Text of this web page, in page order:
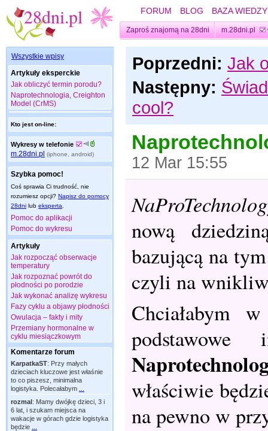
FORUM BLOG BAZA WIEDZY
Zaproś znajomą na 28dni m.28dni.pl
Wszystkie wpisy
Artykuły eksperckie
Jak obliczyć termin porodu?
Naprotechnologia, Creighton
Model (CrMS)
Kto jest on-line:
Wykresy w telefonie
m.28dni.pl (iphone, android)
Szybka pomoc!
Coś sprawia Ci trudność, nie
rozumiesz opcji? Napisz do pomocy
28dni lub eksperta
Pomoc do aplikacji
Pomoc do wykresu
Artykuły
Jak rozpocząć obserwacje
temperatury
Jak rozpoznać powrót do
płodności po porodzie
Jak wykonać analizę wykresu
Fazy cyklu a objawy płodności
Owulacja – fakty i mity
Przemiany hormonalne w
cyklu miesiączkowym
Komentarze forum
KarpatkaST: Przy małych
dzieciach kluczowe jest właśnie
to co piszesz, minimalna
logistyka. Polecałabym
rozmal: Mamy dwójkę dzieci, 3 i
6 lat, i szukam miejsca na
wakacje w górach gdzie logistyka
będzie
Poprzedni: Jak
Następny:
cool?
12 Mar 15:55
nową
bazującą na
czyli na
Chciałabym
właściwie
na pewno w